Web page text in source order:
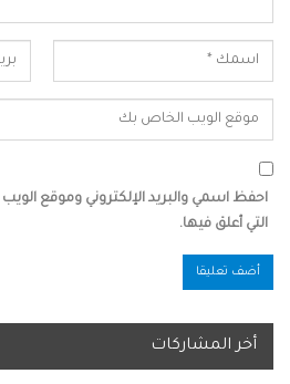
احفظ اسمي والبريد الإلكتروني وموقع
التي أعلق فيها.
أخر المشاركات